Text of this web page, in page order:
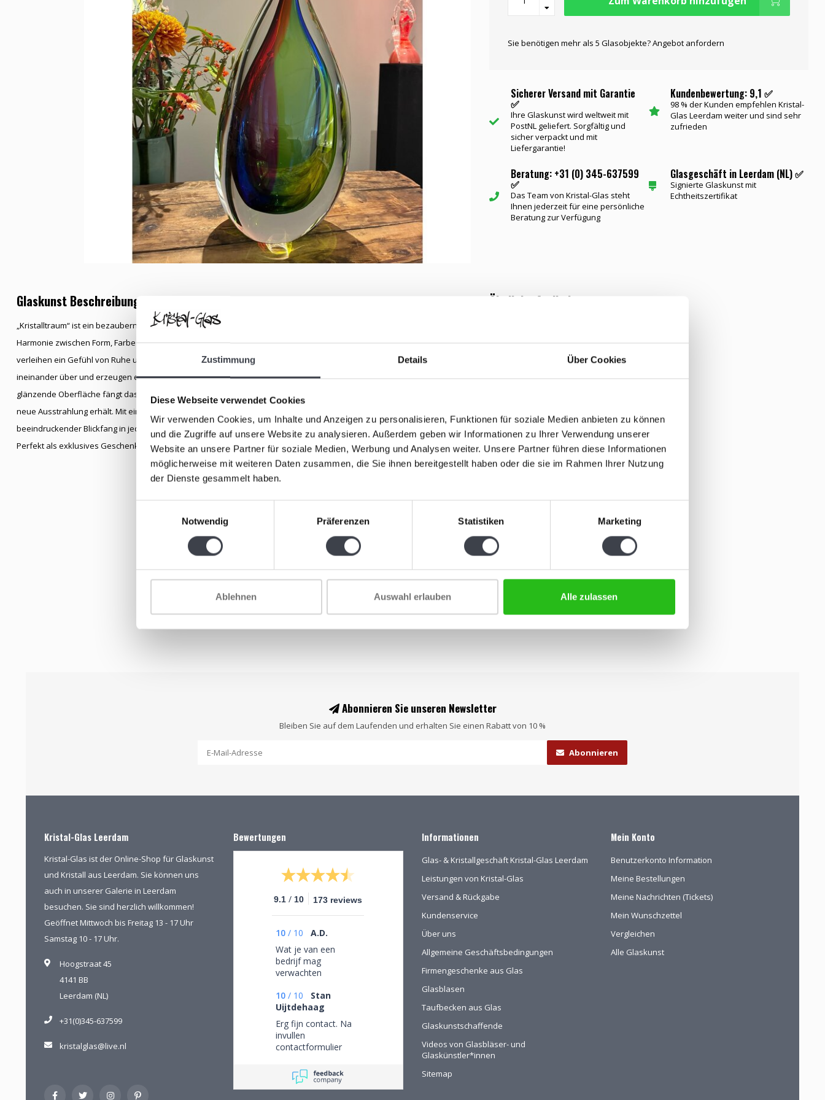
Zustimmung Details Über Cookies
Diese Webseite verwendet Cookies
Wir verwenden Cookies, um Inhalte und Anzeigen zu personalisieren, Funktionen für soziale Medien anbieten zu können
und die Zugriffe auf unsere Website zu analysieren. Außerdem geben wir Informationen zu Ihrer Verwendung unserer
Website an unsere Partner für soziale Medien, Werbung und Analysen weiter. Unsere Partner führen diese Informationen
möglicherweise mit weiteren Daten zusammen, die Sie ihnen bereitgestellt haben oder die sie im Rahmen Ihrer Nutzung
der Dienste gesammelt haben.
Notwendig
Präferenzen Statistiken Marketing
Ablehnen Auswahl erlauben Alle zulassen
Sie benötigen mehr als 5 Glasobjekte? Angebot anfordern
Sicherer Versand mit Garantie
✅
Ihre Glaskunst wird weltweit mit
PostNL geliefert. Sorgfältig und
sicher verpackt und mit
Liefergarantie!
Kundenbewertung: 9,1 ✅
98 % der Kunden empfehlen Kristal-
Glas Leerdam weiter und sind sehr
zufrieden
Beratung: +31 (0) 345-637599
✅
Das Team von Kristal-Glas steht
Ihnen jederzeit für eine persönliche
Beratung zur Verfügung
Glasgeschäft in Leerdam (NL) ✅
Signierte Glaskunst mit
Echtheitszertifikat
Glaskunst Beschreibung
„Kristalltraum“ ist ein bezauberndes, handgefertigtes Glaskunstobjekt, entworfen von Patrick de Keijzer, das perfekte
Harmonie zwischen Form, Farbe und Licht ausstrahlt. Die elegante, tropfenartige Silhouette und das kristallklare Glas
verleihen ein Gefühl von Ruhe und Raffinesse. Im Inneren des klaren Kristalls fließen lebendige Farbtöne nahtlos
ineinander über und erzeugen ein faszinierendes Farbspiel, das sich je nach Lichteinfall ständig verändert. Die
glänzende Oberfläche fängt das Licht ein und reflektiert es auf subtile Weise, wodurch Kristalltraum immer wieder eine
neue Ausstrahlung erhält. Mit einer Höhe von etwa 50 Zentimetern ist dieses einzigartige Kristallobjekt nicht nur ein
beeindruckender Blickfang in jedem Interieur, sondern auch ein Symbol für Harmonie, Eleganz und zeitlose Schönheit.
Perfekt als exklusives Geschenk oder als stilvolles Highlight im eigenen Zuhause.
Ähnliche Artikel
HAUS-KOLLEKTION
„Freudenträne“ aus Kristallglas
Abonnieren Sie unseren Newsletter
Bleiben Sie auf dem Laufenden und erhalten Sie einen Rabatt von 10 %
Abonnieren
Kristal-Glas Leerdam
Kristal-Glas ist der Online-Shop für Glaskunst
und Kristall aus Leerdam. Sie können uns
auch in unserer Galerie in Leerdam
besuchen. Sie sind herzlich willkommen!
Geöffnet Mittwoch bis Freitag 13 - 17 Uhr
Samstag 10 - 17 Uhr.
Hoogstraat 45
4141 BB
Leerdam (NL)
+31(0)345-637599
kristalglas@live.nl
Bewertungen
9.1 / 10 173 reviews
10 / 10
A.D.
Wat je van een
bedrijf mag
verwachten
10 / 10
Stan
Uijtdehaag
Erg fijn contact. Na
invullen
contactformulier
persoonlijke wensen
besproken. Afspraak
gemaakt om in de
Informationen
Glas- & Kristallgeschäft Kristal-Glas Leerdam
Leistungen von Kristal-Glas
Versand & Rückgabe
Kundenservice
Über uns
Allgemeine Geschäftsbedingungen
Firmengeschenke aus Glas
Glasblasen
Taufbecken aus Glas
Glaskunstschaffende
Videos von Glasbläser- und
Glaskünstler*innen
Sitemap
Mein Konto
Benutzerkonto Information
Meine Bestellungen
Meine Nachrichten (Tickets)
Mein Wunschzettel
Vergleichen
Alle Glaskunst